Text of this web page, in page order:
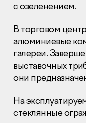
Раскрытие
Правовая
Сообщить о
с озеленением.
В торговом
алюминиевые
галереи.
выставочных
они
На
стеклянные